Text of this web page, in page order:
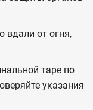
вдали от огня,
таре по
указания